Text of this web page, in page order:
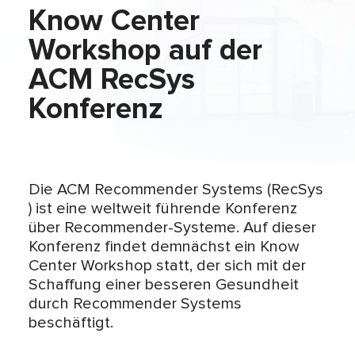
Know Center
Workshop auf der
ACM RecSys
Konferenz
Die ACM Recommender Systems (RecSys
) ist eine weltweit führende Konferenz
über Recommender-Systeme. Auf dieser
Konferenz findet demnächst ein Know
Center Workshop statt, der sich mit der
Schaffung einer besseren Gesundheit
durch Recommender Systems
beschäftigt.